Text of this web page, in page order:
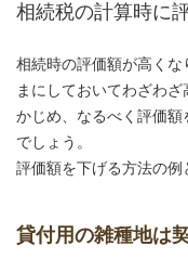
相続税の計算時に
相続時の評価額が高くな
まにしておいてわざわ
かじめ、なるべく評価
でしょう。
評価額を下げる方法の例
貸付用の雑種地は